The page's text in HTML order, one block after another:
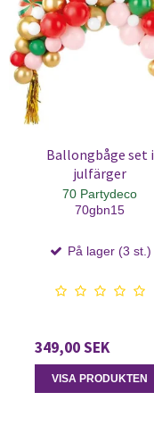
Ballongbåge set i
julfärger
70 Partydeco
70gbn15
På lager (3 st.)
349,00 SEK
VISA PRODUKTEN